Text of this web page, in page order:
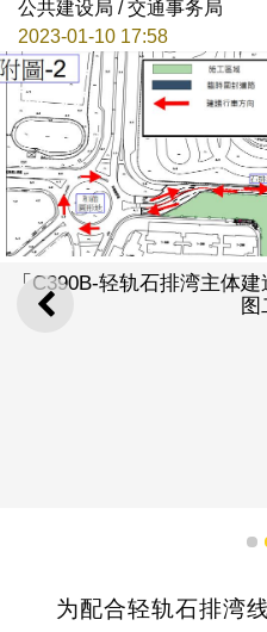
公共建设局 / 交通事务局
2023-01-10 17:58
上一则
「C390B-轻轨石排湾主体
图
1
为配合轻轨石排湾